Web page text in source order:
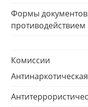
Формы
Комиссии